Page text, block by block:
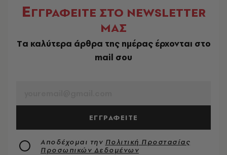
ΕΓΓΡΑΦΕΙΤΕ ΣΤΟ NEWSLETTER
ΜΑΣ
Tα καλύτερα άρθρα της ημέρας έρχονται στο
mail σου
ΕΓΓΡΑΦΕΙΤΕ
Αποδέχομαι την Πολιτική Προστασίας
Προσωπικών Δεδομένων